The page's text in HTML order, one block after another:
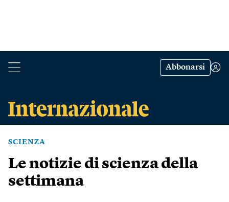
Abbonarsi
SCIENZA
Le notizie di scienza della
settimana